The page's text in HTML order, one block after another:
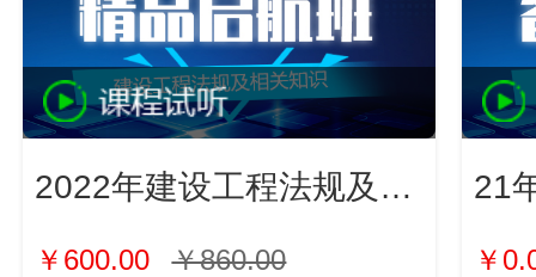
2022年建设工程法规及相关知识
￥600.00 ￥860.00
21
￥